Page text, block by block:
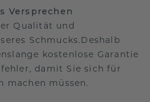
Versprechen
Qualität und
Schmucks.Deshalb
kostenlose Garantie
damit Sie sich für
machen müssen.